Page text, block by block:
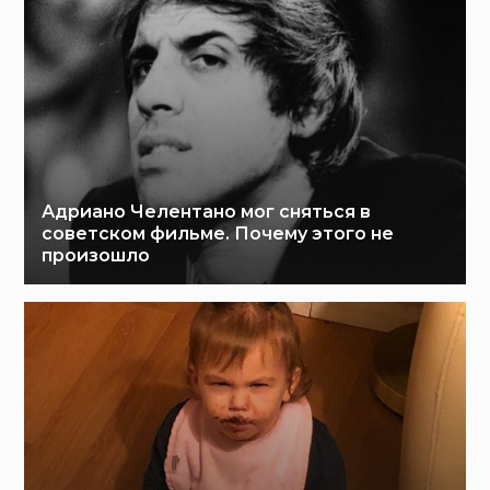
Адриано Челентано мог сняться в
советском фильме. Почему этого не
произошло